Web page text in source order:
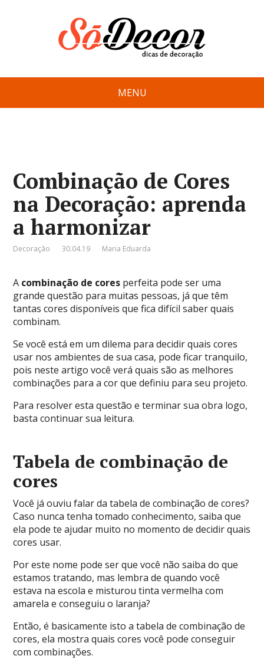
MENU
Combinação de Cores
na Decoração: aprenda
a harmonizar
Decoração 30.04.19 Maria Eduarda
A combinação de cores perfeita pode ser uma
grande questão para muitas pessoas, já que têm
tantas cores disponíveis que fica difícil saber quais
combinam.
Se você está em um dilema para decidir quais cores
usar nos ambientes de sua casa, pode ficar tranquilo,
pois neste artigo você verá quais são as melhores
combinações para a cor que definiu para seu projeto.
Para resolver esta questão e terminar sua obra logo,
basta continuar sua leitura.
Tabela de combinação de
cores
Você já ouviu falar da tabela de combinação de cores?
Caso nunca tenha tomado conhecimento, saiba que
ela pode te ajudar muito no momento de decidir quais
cores usar.
Por este nome pode ser que você não saiba do que
estamos tratando, mas lembra de quando você
estava na escola e misturou tinta vermelha com
amarela e conseguiu o laranja?
Então, é basicamente isto a tabela de combinação de
cores, ela mostra quais cores você pode conseguir
com combinações.